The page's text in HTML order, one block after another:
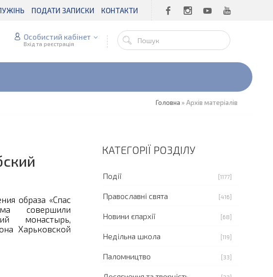
ПОДАТИ ЗАПИСКИ КОНТАКТИ
Особистий кабінет
Вхід та реєстрація
Головна »Архів матеріалів
образа «Спас
совершили
монастырь,
Харьковской
КАТЕГОРІЇ РОЗДІЛУ
Події [1177]
Православні свята [416]
Новини єпархії [68]
Недільна школа [119]
Паломництво [33]